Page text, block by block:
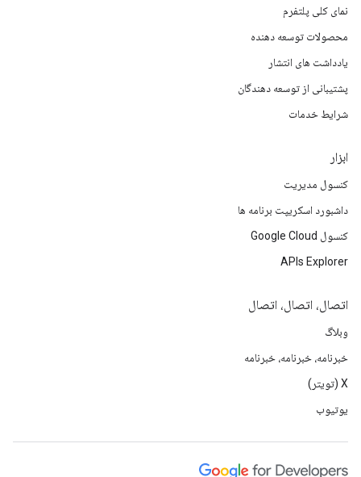
نمای کلی پلتفرم
محصولات توسعه دهنده
یادداشت های انتشار
پشتیبانی از توسعه دهندگان
شرایط خدمات
ابزار
کنسول مدیریت
داشبورد اسکریپت برنامه ها
کنسول Google Cloud
APIs Explorer
اتصال، اتصال، اتصال
وبلاگ
خبرنامه، خبرنامه، خبرنامه
X (تویتر)
یوتیوب